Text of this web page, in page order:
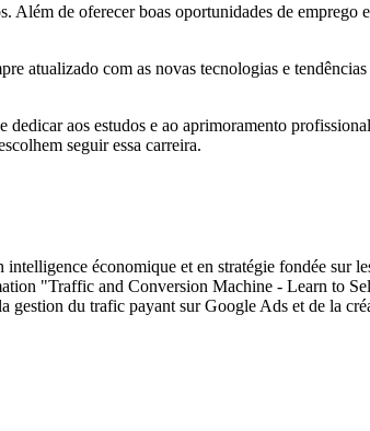
Além de oferecer boas oportunidades de emprego
atualizado com as novas tecnologias e
dedicar aos estudos e ao aprimoramento
seguir essa carreira.
économique et en stratégie fondée sur
"Traffic and Conversion Machine - Learn to
du trafic payant sur Google Ads et de la